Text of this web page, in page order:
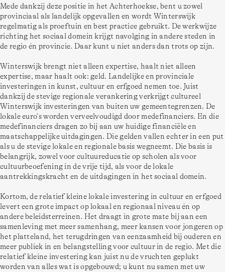
Mede dankzij deze positie in het Achterhoekse, bent u zowel
provinciaal als landelijk opgevallen en wordt Winterswijk
regelmatig als proeftuin en best practice gebruikt. De werkwijze
richting het sociaal domein krijgt navolging in andere steden in
de regio én provincie. Daar kunt u niet anders dan trots op zijn.
Winterswijk brengt niet alleen expertise, haalt niet alleen
expertise, maar haalt ook: geld. Landelijke en provinciale
investeringen in kunst, cultuur en erfgoed nemen toe. Juist
dankzij de stevige regionale verankering verkrijgt cultureel
Winterswijk investeringen van buiten uw gemeentegrenzen. De
lokale euro’s worden verveelvoudigd door medefinanciers. En die
medefinanciers dragen zo bij aan uw huidige financiële en
maatschappelijke uitdagingen. Die gelden vallen echter in een put
als u de stevige lokale en regionale basis wegneemt. Die basis is
belangrijk, zowel voor cultuureducatie op scholen als voor
cultuurbeoefening in de vrije tijd, als voor de lokale
aantrekkingskracht en de uitdagingen in het sociaal domein.
Kortom, de relatief kleine lokale investering in cultuur en erfgoed
levert een grote impact op lokaal en regionaal niveau én op
andere beleidsterreinen. Het draagt in grote mate bij aan een
samenleving met meer samenhang, meer kansen voor jongeren op
het platteland, het terugdringen van eenzaamheid bij ouderen en
meer publiek in en belangstelling voor cultuur in de regio. Met die
relatief kleine investering kan juist nu de vruchten geplukt
worden van alles wat is opgebouwd; u kunt nu samen met uw